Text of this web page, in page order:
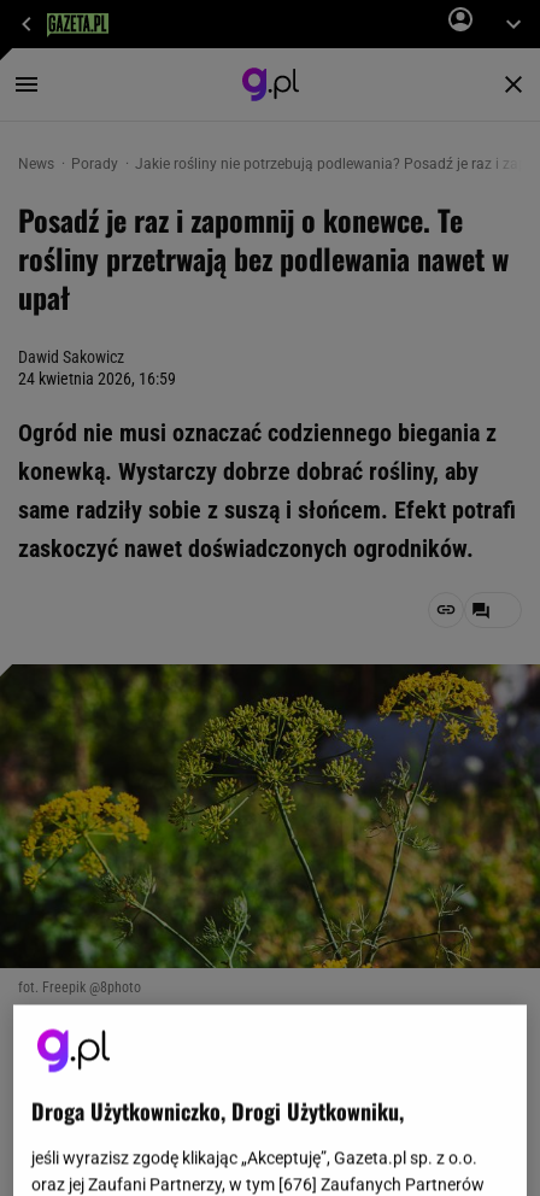
News Porady Jakie rośliny nie potrzebują podlewania? Posadź je raz i
Posadź je raz i zapomnij o konewce. Te
rośliny przetrwają bez podlewania nawet w
upał
Dawid Sakowicz
24 kwietnia 2026, 16:59
Ogród nie musi oznaczać codziennego biegania z
konewką. Wystarczy dobrze dobrać rośliny, aby
same radziły sobie z suszą i słońcem. Efekt potrafi
zaskoczyć nawet doświadczonych ogrodników.
fot. Freepik @8photo
Coraz więcej osób szuka sposobów, aby ogród był
kapryśna, a podlewanie szybko staje się
Droga Użytkowniczko, Drogi Użytkowniku,
jeśli wyrazisz zgodę klikając „Akceptuję”, Gazeta.pl sp. z o.o.
oraz jej Zaufani Partnerzy, w tym [676] Zaufanych Partnerów